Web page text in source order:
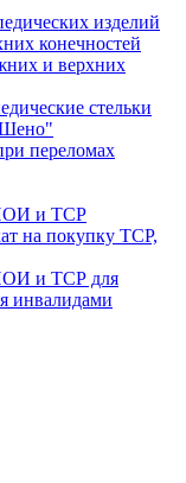
изделий
конечностей
и верхних
стельки
переломах
и ТСР
на покупку ТСР,
и ТСР для
инвалидами